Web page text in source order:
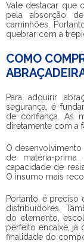
Vale destacar que
pela absorção
caminhões.
quebrar com a
COMO
Para adquirir
segurança, é
de confiança. As
diretamente com a
O
de matéria-
capacidade de
O insumo mais
Portanto, é preciso
distribuidores.
do elemento,
perfeito encaixe, já
finalidade do